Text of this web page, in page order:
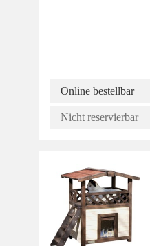
Online bestellbar
Nicht reservierbar